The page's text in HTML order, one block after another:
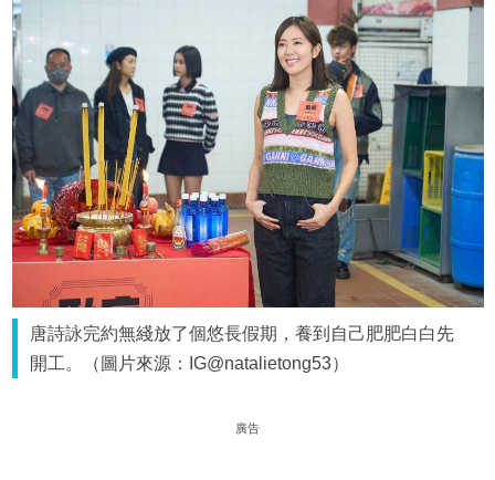
唐詩詠完約無綫放了個悠長假期，養到自己肥肥白白先
開工。（圖片來源：IG@natalietong53）
廣告